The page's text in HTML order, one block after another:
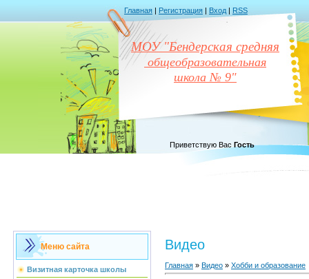
Главная | Регистрация | Вход | RSS
МОУ "Бендерская средняя
общеобразовательная
школа № 9"
Приветствую Вас Гость
Меню сайта
Визитная карточка школы
Видео
Главная » Видео » Хобби и образование